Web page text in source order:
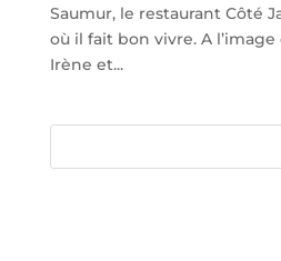
Saumur, le restaurant Côté
où il fait bon vivre. A
Irène et...